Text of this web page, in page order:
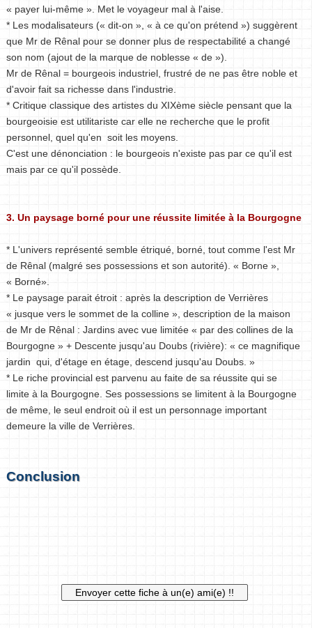
« payer lui-même ». Met le voyageur mal à l'aise.
* Les modalisateurs (« dit-on », « à ce qu'on prétend ») suggèrent
que Mr de Rênal pour se donner plus de respectabilité a changé
son nom (ajout de la marque de noblesse « de »).
Mr de Rênal = bourgeois industriel, frustré de ne pas être noble et
d'avoir fait sa richesse dans l'industrie.
* Critique classique des artistes du XIXème siècle pensant que la
bourgeoisie est utilitariste car elle ne recherche que le profit
personnel, quel qu'en soit les moyens.
C'est une dénonciation : le bourgeois n'existe pas par ce qu'il est
mais par ce qu'il possède.
3. Un paysage borné pour une réussite limitée à la Bourgogne
* L'univers représenté semble étriqué, borné, tout comme l'est Mr
de Rênal (malgré ses possessions et son autorité). « Borne »,
« Borné».
* Le paysage parait étroit : après la description de Verrières
« jusque vers le sommet de la colline », description de la maison
de Mr de Rênal : Jardins avec vue limitée « par des collines de la
Bourgogne » + Descente jusqu'au Doubs (rivière): « ce magnifique
jardin qui, d'étage en étage, descend jusqu'au Doubs. »
* Le riche provincial est parvenu au faite de sa réussite qui se
limite à la Bourgogne. Ses possessions se limitent à la Bourgogne
de même, le seul endroit où il est un personnage important
demeure la ville de Verrières.
Conclusion